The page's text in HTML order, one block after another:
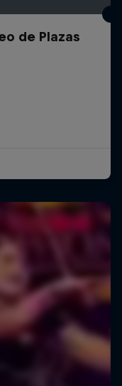
de Plazas